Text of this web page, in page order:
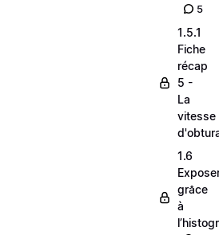
5
1.5.1
Fiche
récap
5 -
La
vitesse
1.6
grâce
à